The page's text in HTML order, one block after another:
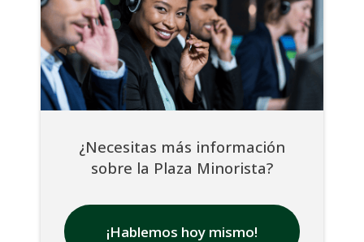
¿Necesitas más información
sobre la Plaza Minorista?
¡Hablemos hoy mismo!